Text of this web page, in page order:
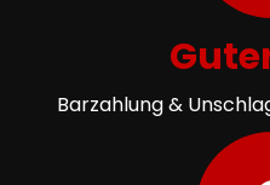
Barzahlung &